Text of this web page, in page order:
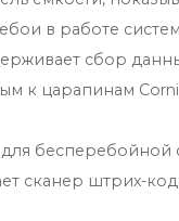
в работе
сбор
к царапинам
для бесперебойной
штрих-